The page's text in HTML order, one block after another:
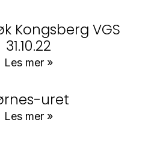
Kongsberg VGS
31.10.22
Les mer »
uret
Les mer »